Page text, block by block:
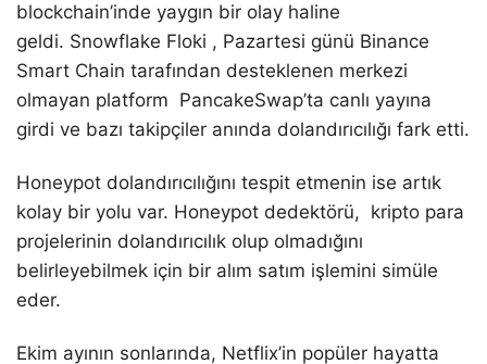
blockchain’inde yaygın bir olay haline
geldi. Snowflake Floki , Pazartesi günü Binance
Smart Chain tarafından desteklenen merkezi
olmayan platform PancakeSwap’ta canlı yayına
girdi ve bazı takipçiler anında dolandırıcılığı fark etti.
Honeypot dolandırıcılığını tespit etmenin ise artık
kolay bir yolu var. Honeypot dedektörü, kripto para
projelerinin dolandırıcılık olup olmadığını
belirleyebilmek için bir alım satım işlemini simüle
eder.
Ekim ayının sonlarında, Netflix’in popüler hayatta